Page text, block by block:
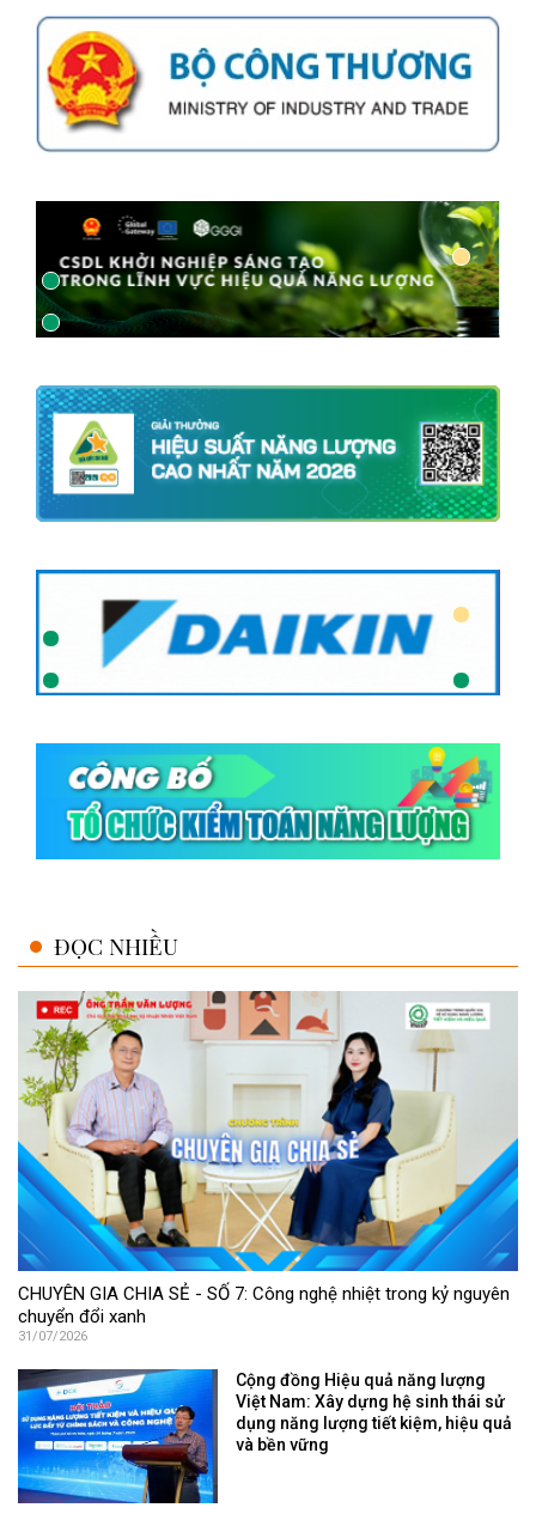
ĐỌC NHIỀU
CHUYÊN GIA CHIA SẺ - SỐ 7: Công nghệ nhiệt trong kỷ nguyên
chuyển đổi xanh
31/07/2026
Cộng đồng Hiệu quả năng lượng
Việt Nam: Xây dựng hệ sinh thái sử
dụng năng lượng tiết kiệm, hiệu quả
và bền vững